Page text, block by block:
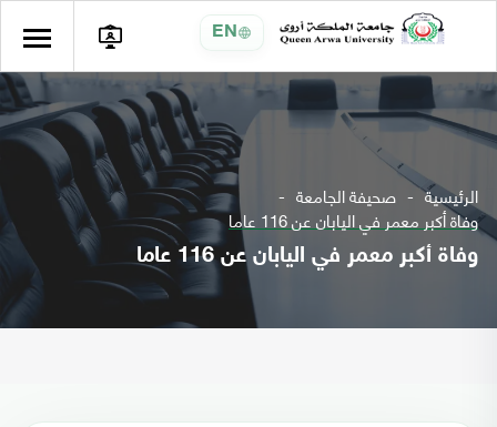
EN
الرئيسية صحيفة الجامعة
وفاة أكبر معمر في اليابان عن 116 عاما
وفاة أكبر معمر في اليابان عن 116 عاما